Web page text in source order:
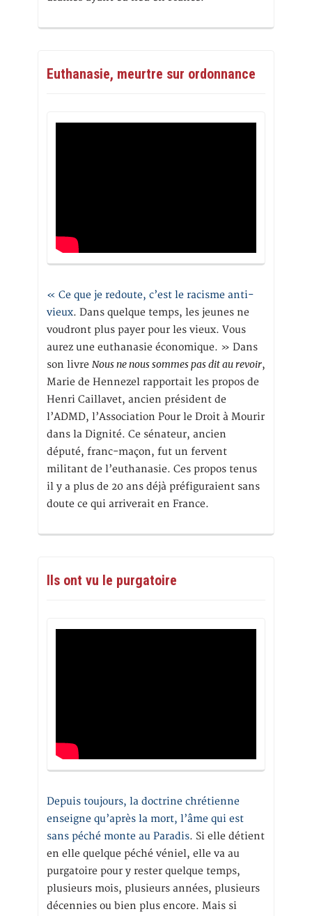
Euthanasie, meurtre sur ordonnance
« Ce que je redoute, c’est le racisme anti-
vieux. Dans quelque temps, les jeunes ne
voudront plus payer pour les vieux. Vous
aurez une euthanasie économique. » Dans
son livre Nous ne nous sommes pas dit au revoir,
Marie de Hennezel rapportait les propos de
Henri Caillavet, ancien président de
l’ADMD, l’Association Pour le Droit à Mourir
dans la Dignité. Ce sénateur, ancien
député, franc-maçon, fut un fervent
militant de l’euthanasie. Ces propos tenus
il y a plus de 20 ans déjà préfiguraient sans
doute ce qui arriverait en France.
Ils ont vu le purgatoire
Depuis toujours, la doctrine chrétienne
enseigne qu’après la mort, l’âme qui est
sans péché monte au Paradis. Si elle détient
en elle quelque péché véniel, elle va au
purgatoire pour y rester quelque temps,
plusieurs mois, plusieurs années, plusieurs
décennies ou bien plus encore. Mais si